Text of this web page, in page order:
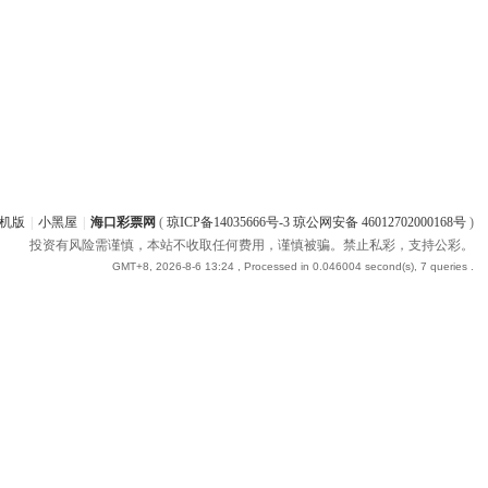
版 小黑屋 海口彩票网 ( 琼ICP备14035666号-3 琼公网安备 46012702000168号)
投资有风险需谨慎，本站不收取任何费用，谨慎被骗。禁止私彩，支持公彩。
GMT+8, 2026-8-6 13:24, Processed in 0.046004 second(s), 7 queries .